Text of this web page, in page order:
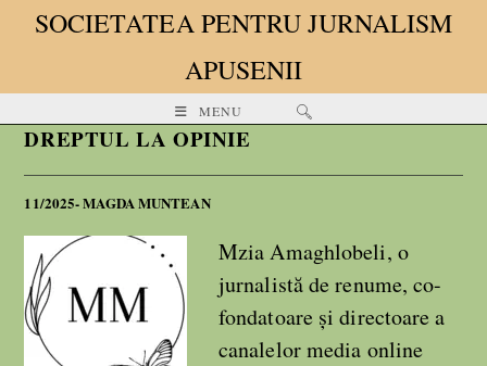
SOCIETATEA PENTRU JURNALISM
APUSENII
MENU
DREPTUL LA OPINIE
11/2025- MAGDA MUNTEAN
Mzia Amaghlobeli, o
jurnalistă de renume, co-
fondatoare și directoare a
canalelor media online